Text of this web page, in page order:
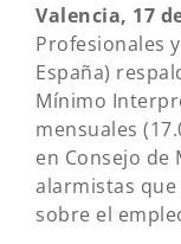
Valencia, 17
Profesionales
España)
Mínimo
mensuales
en Consejo de
alarmistas
sobre el